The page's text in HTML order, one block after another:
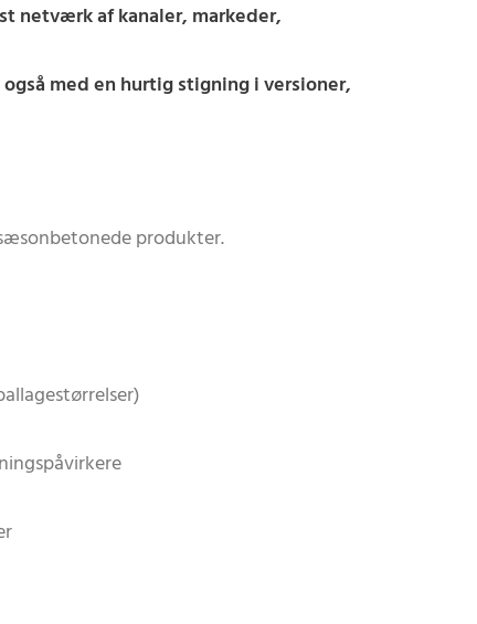
netværk af kanaler, markeder,
med en hurtig stigning i versioner,
produkter.